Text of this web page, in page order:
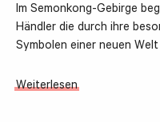
Im Semonkong-Gebirge
Händler die durch ihre
Symbolen einer neuen
Weiterlesen